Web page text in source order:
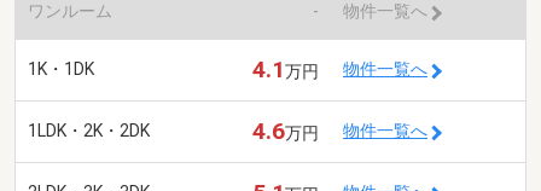
ワンルーム - 物件一覧へ
1K・1DK 4.1万円 物件一覧へ
1LDK・2K・2DK 4.6万円 物件一覧へ